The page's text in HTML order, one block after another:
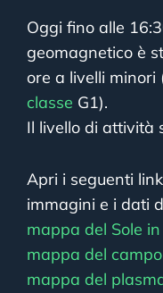
Oggi fino alle
geomagnetico è
ore a livelli minori
classe G1).
Il livello di attività
Apri i seguenti
immagini e i dati
mappa del Sole
mappa del
mappa del